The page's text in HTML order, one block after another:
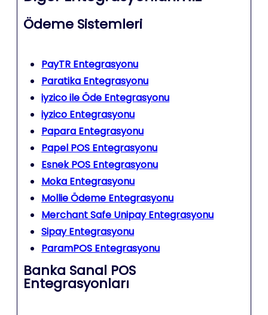
Ödeme Sistemleri
PayTR Entegrasyonu
Paratika Entegrasyonu
iyzico ile Öde Entegrasyonu
iyzico Entegrasyonu
Papara Entegrasyonu
Papel POS Entegrasyonu
Esnek POS Entegrasyonu
Moka Entegrasyonu
Mollie Ödeme Entegrasyonu
Merchant Safe Unipay Entegrasyonu
Sipay Entegrasyonu
ParamPOS Entegrasyonu
Banka Sanal POS
Entegrasyonları